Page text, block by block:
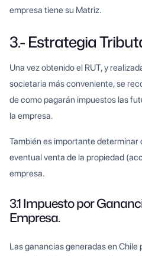
empresa tiene su Matriz.
3.- Estrategia
Una vez obtenido el RUT, y
societaria más conveniente, se
de como pagarán impuestos las
la empresa.
También es importante determinar
eventual venta de la propiedad
empresa.
3.1 Impuesto por
Empresa.
Las ganancias generadas en